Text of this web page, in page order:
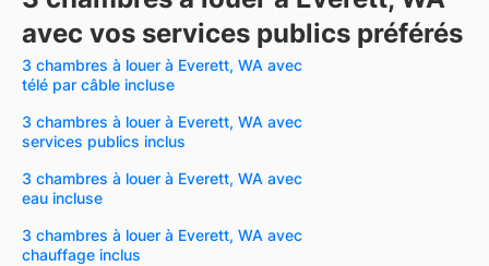
avec vos services publics préférés
3 chambres à louer à Everett, WA avec
télé par câble incluse
3 chambres à louer à Everett, WA avec
services publics inclus
3 chambres à louer à Everett, WA avec
eau incluse
3 chambres à louer à Everett, WA avec
chauffage inclus